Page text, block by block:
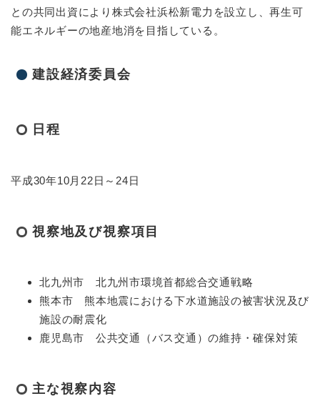
との共同出資により株式会社浜松新電力を設立し、再生可
能エネルギーの地産地消を目指している。
建設経済委員会
日程
平成30年10月22日～24日
視察地及び視察項目
北九州市 北九州市環境首都総合交通戦略
熊本市 熊本地震における下水道施設の被害状況及び
施設の耐震化
鹿児島市 公共交通（バス交通）の維持・確保対策
主な視察内容